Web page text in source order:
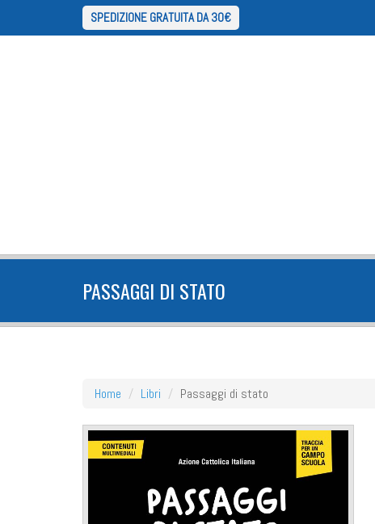
SPEDIZIONE GRATUITA DA 30€
PASSAGGI DI STATO
Home Libri Passaggi di stato